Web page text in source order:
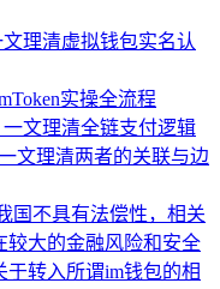
理清虚拟钱包实名认
实操全流程
文理清全链支付逻辑
文理清两者的关联与边
国不具有法偿性，相关
较大的金融风险和安全
于转入所谓im钱包的相